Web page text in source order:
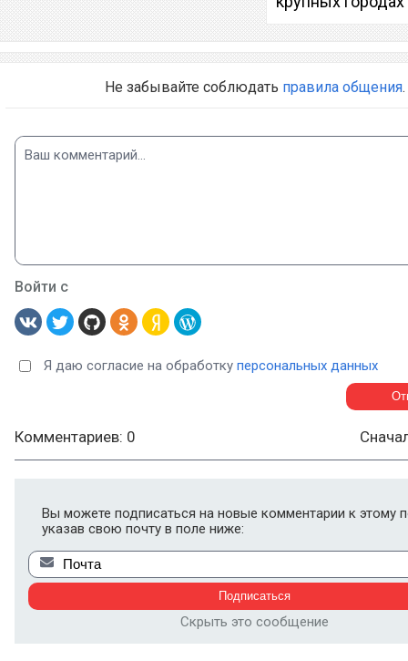
Не забывайте соблюдать правила общения.
Войти с
Я даю согласие на обработку персональных данных
Комментариев: 0
Вы можете подписаться на новые комментарии к этому
указав свою почту в поле ниже:
Скрыть это сообщение